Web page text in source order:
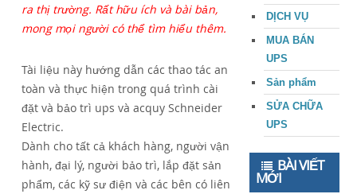
ra thị trường. Rất hữu ích và bài bản,
mong mọi người có thể tìm hiểu thêm.
Tài liệu này hướng dẫn các thao tác an
toàn và thực hiện trong quá trình cài
đặt và bảo trì ups và acquy Schneider
Electric.
Dành cho tất cả khách hàng, người vận
hành, đại lý, người bảo trì, lắp đặt sản
phẩm, các kỹ sư điện và các bên có liên
DỊCH VỤ
MUA BÁN
UPS
Sản phẩm
SỬA CHỮA
UPS
BÀI VIẾT
MỚI